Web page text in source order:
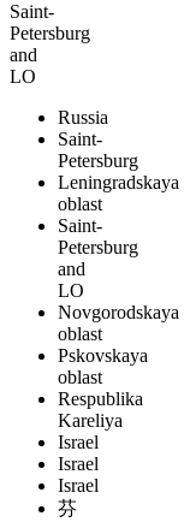
Saint-
Petersburg
and
LO
Russia
Saint-
Petersburg
Leningradskaya
oblast
Saint-
Petersburg
and
LO
Novgorodskaya
oblast
Pskovskaya
oblast
Respublika
Kareliya
Israel
Israel
Israel
芬